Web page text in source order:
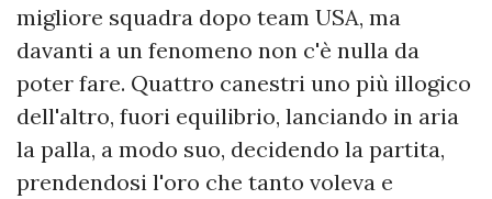
migliore squadra dopo team USA, ma
davanti a un fenomeno non c'è nulla da
poter fare. Quattro canestri uno più illogico
dell'altro, fuori equilibrio, lanciando in aria
la palla, a modo suo, decidendo la partita,
prendendosi l'oro che tanto voleva e